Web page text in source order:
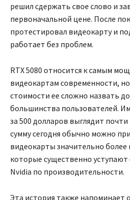
решил сдержать свое слово и
первоначальной цене. После
протестировал видеокарту и
работает без проблем.
RTX 5080 относится к самым
видеокартам современности,
стоимости ее сложно назвать
большинства пользователей.
за 500 долларов выглядит
сумму сегодня обычно можно
видеокарты значительно более
которые существенно
Nvidia по производительности.
Эта история также напоминает